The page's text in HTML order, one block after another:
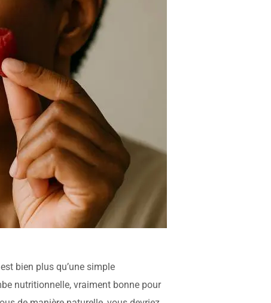
bien plus qu’une simple
nutritionnelle, vraiment bonne pour